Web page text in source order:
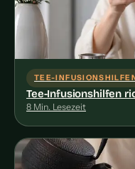
TEE-
Tee-Infusionshilfen
8 Min. Lesezeit